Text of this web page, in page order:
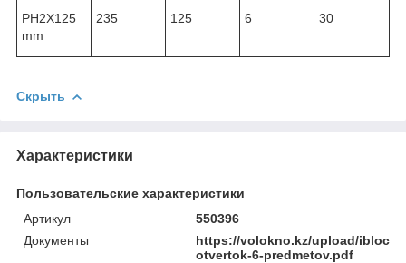
PH2X125
mm
235 125 6 30
Скрыть
Характеристики
Пользовательские характеристики
Артикул
550396
Документы
https://volokno.kz/upload/iblock/
otvertok-6-predmetov.pdf